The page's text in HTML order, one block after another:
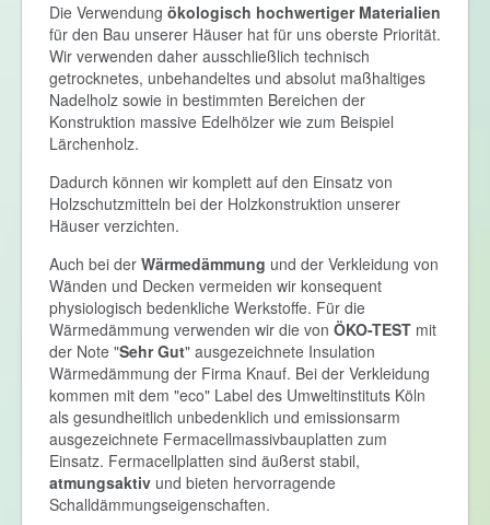
Die Verwendung ökologisch hochwertiger Materialien
für den Bau unserer Häuser hat für uns oberste Priorität.
Wir verwenden daher ausschließlich technisch
getrocknetes, unbehandeltes und absolut maßhaltiges
Nadelholz sowie in bestimmten Bereichen der
Konstruktion massive Edelhölzer wie zum Beispiel
Lärchenholz.
Dadurch können wir komplett auf den Einsatz von
Holzschutzmitteln bei der Holzkonstruktion unserer
Häuser verzichten.
Auch bei der Wärmedämmung und der Verkleidung von
Wänden und Decken vermeiden wir konsequent
physiologisch bedenkliche Werkstoffe. Für die
Wärmedämmung verwenden wir die von ÖKO-TEST mit
der Note "Sehr Gut" ausgezeichnete Insulation
Wärmedämmung der Firma Knauf. Bei der Verkleidung
kommen mit dem "eco" Label des Umweltinstituts Köln
als gesundheitlich unbedenklich und emissionsarm
ausgezeichnete Fermacellmassivbauplatten zum
Einsatz. Fermacellplatten sind äußerst stabil,
atmungsaktiv und bieten hervorragende
Schalldämmungseigenschaften.